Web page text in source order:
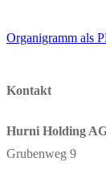
Organigramm als
Kontakt
Hurni Holding
Grubenweg 9